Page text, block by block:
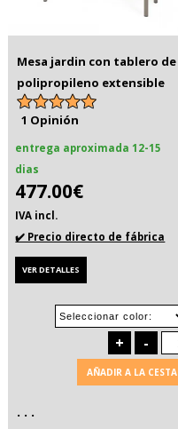
Mesa jardin con tablero de
polipropileno extensible
1 Opinión
entrega aproximada 12-15
dias
477.00€
IVA incl.
✔️ Precio directo de fábrica
VER DETALLES
+ -
AÑADIR A LA CESTA
. . .